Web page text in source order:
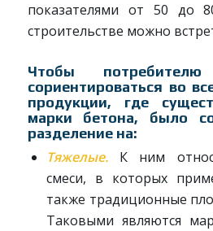
показателями от 50 до
строительстве можно
Чтобы
сориентироваться во
продукции, где
марки бетона, было
разделение на:
Тяжелые.К ним
смеси, в которых
также традиционные
Таковыми являются